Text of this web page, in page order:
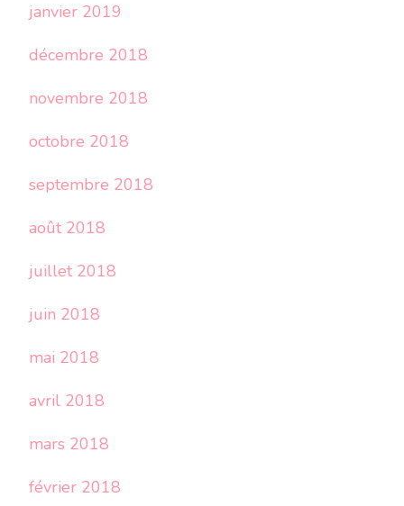
janvier 2019
décembre 2018
novembre 2018
octobre 2018
septembre 2018
août 2018
juillet 2018
juin 2018
mai 2018
avril 2018
mars 2018
février 2018